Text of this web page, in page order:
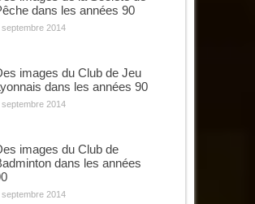
dans les années 90
septembre 2014
images du Club de Jeu
dans les années 90
septembre 2014
images du Club de
dans les années
septembre 2014